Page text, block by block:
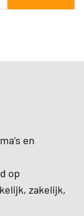
en
op
zakelijk,